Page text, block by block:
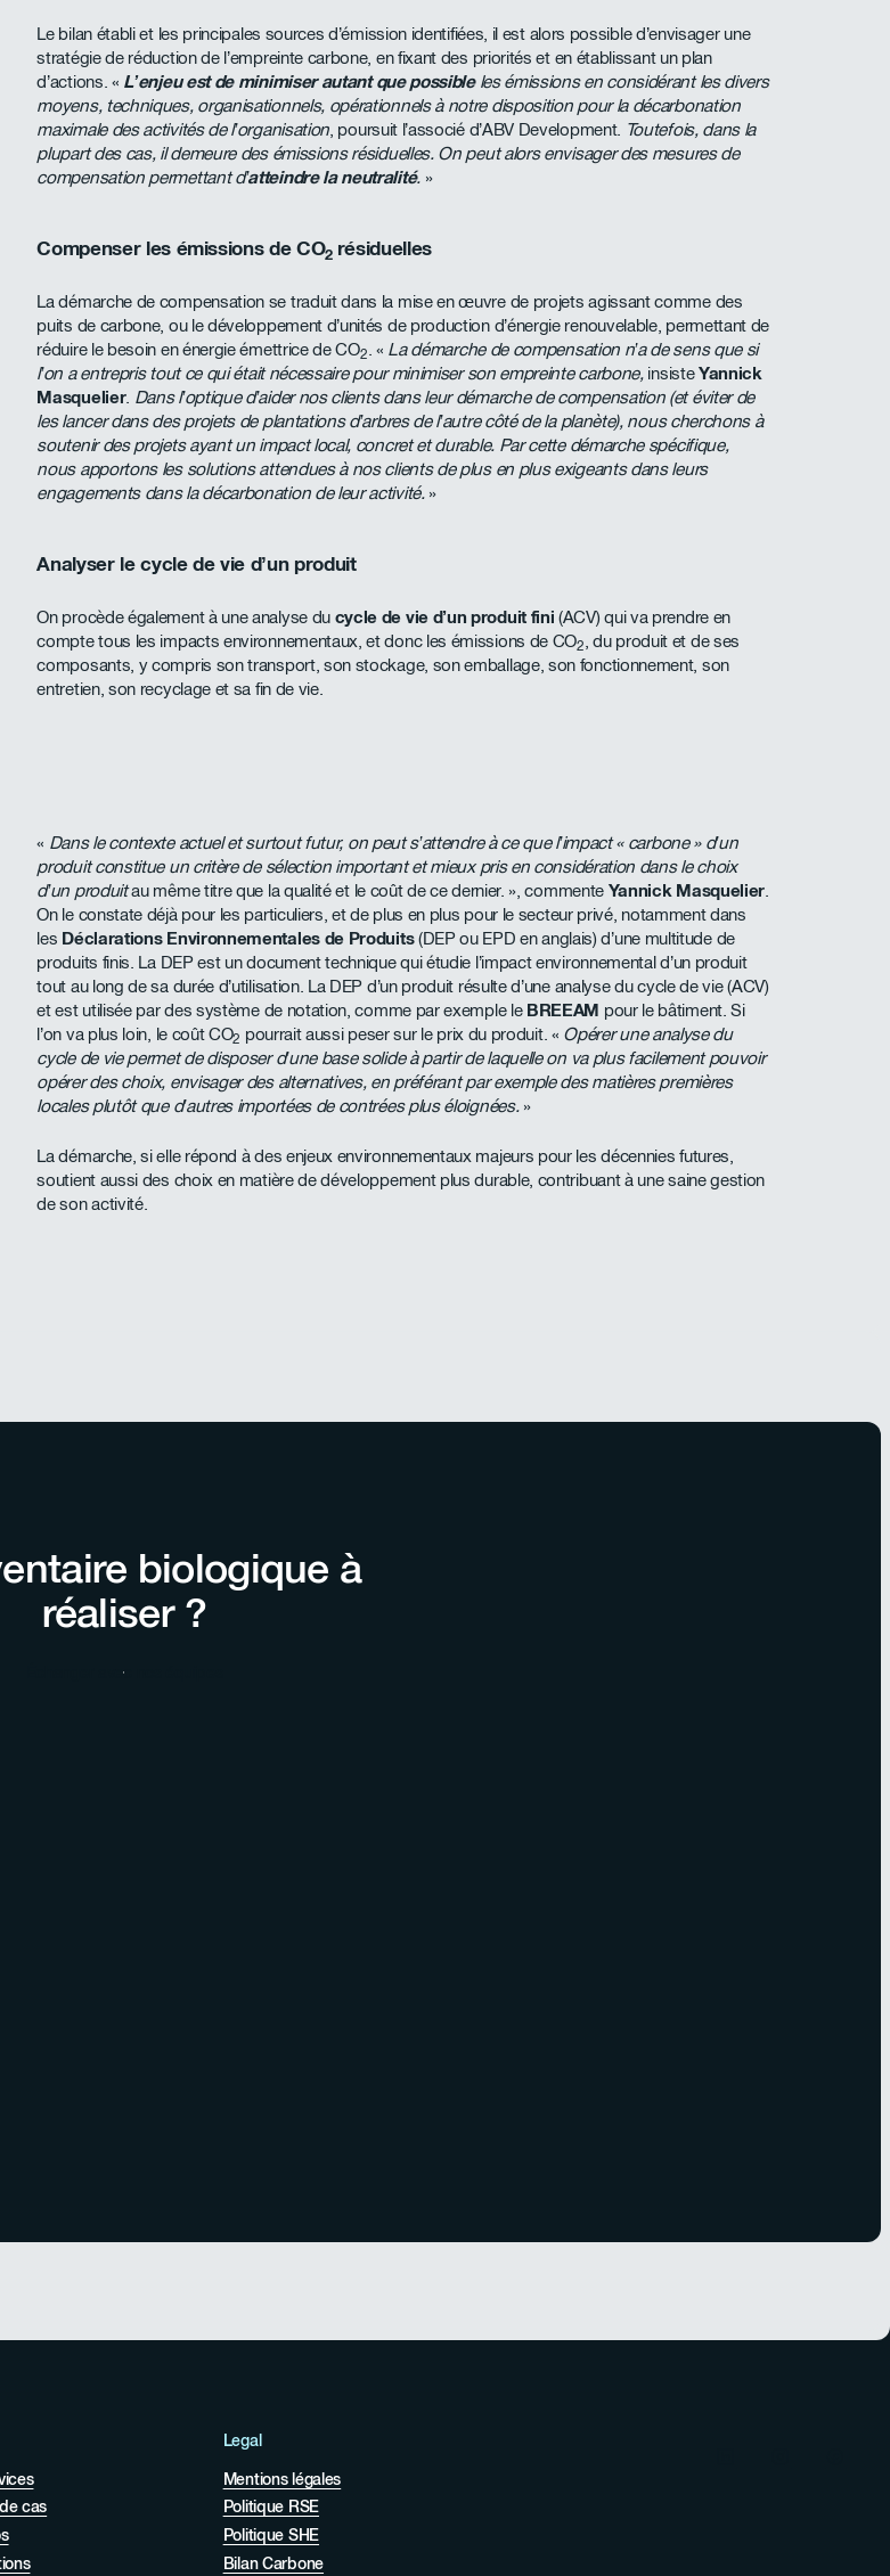
Le bilan établi et les principales sources d’émission identifiées, il est alors possible d’envisager une
stratégie de réduction de l’empreinte carbone, en fixant des priorités et en établissant un plan
d’actions. « L’enjeu est de minimiser autant que possibleles émissions en considérant les divers
moyens, techniques, organisationnels, opérationnels à notre disposition pour la décarbonation
maximale des activités de l’organisation , poursuit l’associé d’ABV Development. Toutefois, dans la
plupart des cas, il demeure des émissions résiduelles. On peut alors envisager des mesures de
compensation permettant d’atteindre la neutralité.»
Compenser les émissions de CO2 résiduelles
La démarche de compensation se traduit dans la mise en œuvre de projets agissant comme des
puits de carbone, ou le développement d’unités de production d’énergie renouvelable, permettant de
réduire le besoin en énergie émettrice de CO2 . « La démarche de compensation n’a de sens que si
l’on a entrepris tout ce qui était nécessaire pour minimiser son empreinte carbone,insisteYannick
Masquelier. Dans l’optique d’aider nos clients dans leur démarche de compensation (et éviter de
les lancer dans des projets de plantations d’arbres de l’autre côté de la planète), nous cherchons à
soutenir des projets ayant un impact local, concret et durable. Par cette démarche spécifique,
nous apportons les solutions attendues à nos clients de plus en plus exigeants dans leurs
engagements dans la décarbonation de leur activité.»
Analyser le cycle de vie d’un produit
On procède également à une analyse du cycle de vie d’un produit fini(ACV) qui va prendre en
compte tous les impacts environnementaux, et donc les émissions de CO2
, du produit et de ses
composants, y compris son transport, son stockage, son emballage, son fonctionnement, son
entretien, son recyclage et sa fin de vie.
« Dans le contexte actuel et surtout futur, on peut s’attendre à ce que l’impact « carbone » d’un
produit constitue un critère de sélection important et mieux pris en considération dans le choix
d’un produitau même titre que la qualité et le coût de ce dernier. », commente Yannick Masquelier
On le constate déjà pour les particuliers, et de plus en plus pour le secteur privé, notamment dans
les Déclarations Environnementales de Produits(DEP ou EPD en anglais) d’une multitude de
produits finis. La DEP est un document technique qui étudie l’impact environnemental d’un produit
tout au long de sa durée d’utilisation. La DEP d’un produit résulte d’une analyse du cycle de vie (ACV)
et est utilisée par des système de notation, comme par exemple le BREEAM pour le bâtiment. Si
l’on va plus loin, le coût CO2 pourrait aussi peser sur le prix du produit. « Opérer une analyse du
cycle de vie permet de disposer d’une base solide à partir de laquelle on va plus facilement pouvoir
opérer des choix, envisager des alternatives, en préférant par exemple des matières premières
locales plutôt que d’autres importées de contrées plus éloignées.»
La démarche, si elle répond à des enjeux environnementaux majeurs pour les décennies futures,
soutient aussi des choix en matière de développement plus durable, contribuant à une saine gestion
de son activité.
biologique à
réaliser ?
Échanger avec nos équipes
cas
Legal
Mentions légales
Politique RSE
Politique SHE
Bilan Carbone